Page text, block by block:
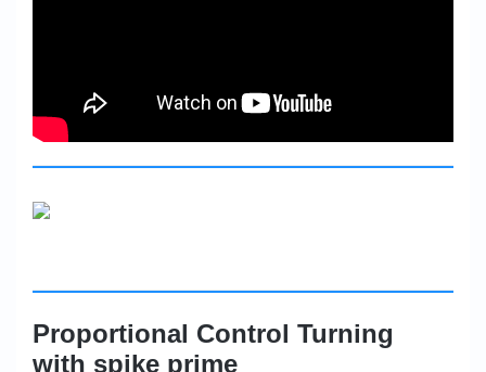
Proportional Control Turning
with spike prime